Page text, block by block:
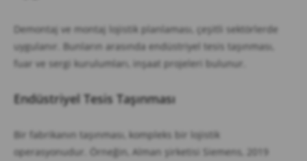
Demontaj ve montaj lojistik planlaması, çeşitli sektörlerde
uygulanır. Bunların arasında endüstriyel tesis taşınması,
fuar ve sergi kurulumları, inşaat projeleri bulunur.
Endüstriyel Tesis Taşınması
Bir fabrikanın taşınması, kompleks bir lojistik
operasyonudur. Örneğin, Alman şirketisi Siemens, 2019